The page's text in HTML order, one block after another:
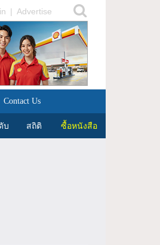
| Advertise
Contact Us
บ สถิติ ซื้อหนังสือ